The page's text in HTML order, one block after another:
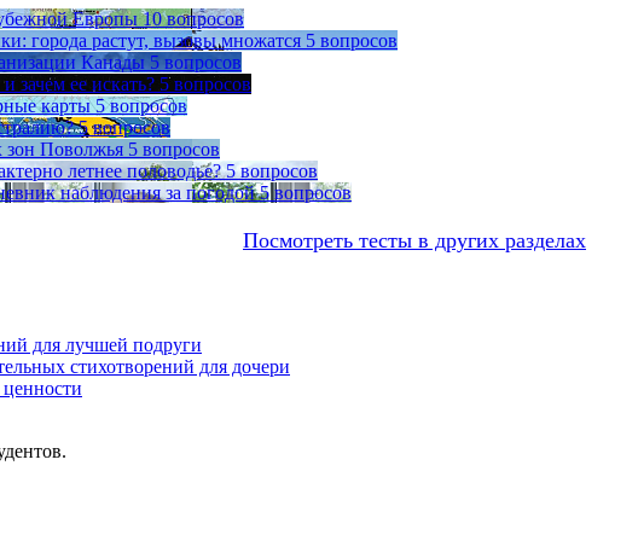
Европы 10 вопросов
города растут, вызовы множатся 5 вопросов
Канады 5 вопросов
зачем ее искать? 5 вопросов
карты 5 вопросов
5 вопросов
зон Поволжья 5 вопросов
летнее половодье? 5 вопросов
наблюдения за погодой 5 вопросов
Посмотреть тесты в других разделах
для лучшей подруги
стихотворений для дочери